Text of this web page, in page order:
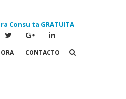
Consulta GRATUITA
CONTACTO